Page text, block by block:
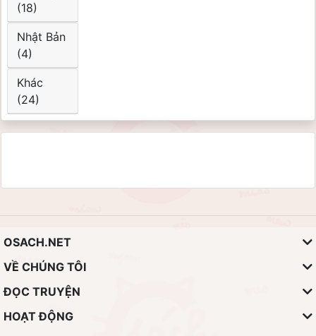
(18)
Nhật Bản
(4)
Khác
(24)
OSACH.NET
VỀ CHÚNG TÔI
ĐỌC TRUYỆN
HOẠT ĐỘNG